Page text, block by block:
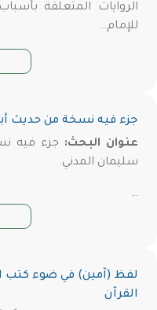
الروايات المتعلقة
للإمام…
جزء فيه نسخة من حديث
عنوان البحث: جزء فيه
سليمان المدني.
…
لفظ (آمين) في ضوء كتب
القرآن